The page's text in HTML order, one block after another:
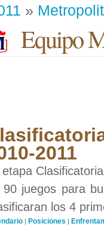
»
Equipo
2011
etapa
90 juegos para
los 4
| Posiciones |